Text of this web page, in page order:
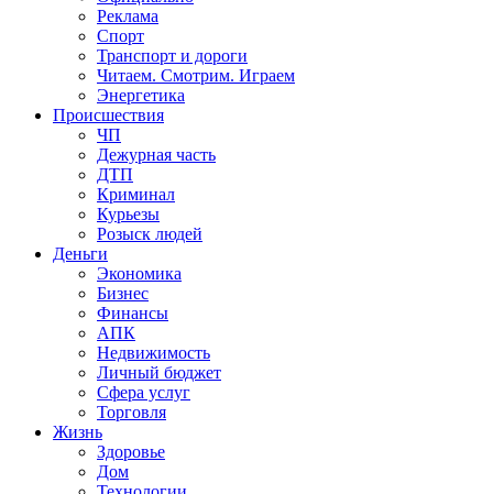
Реклама
Спорт
Транспорт и дороги
Читаем. Смотрим. Играем
Энергетика
Происшествия
ЧП
Дежурная часть
ДТП
Криминал
Курьезы
Розыск людей
Деньги
Экономика
Бизнес
Финансы
АПК
Недвижимость
Личный бюджет
Сфера услуг
Торговля
Жизнь
Здоровье
Дом